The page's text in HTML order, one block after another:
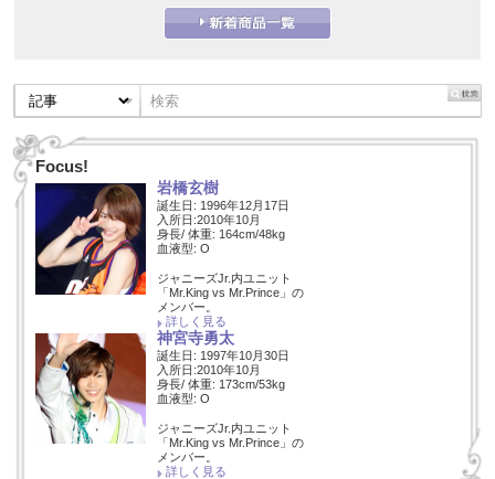
Focus!
岩橋玄樹
誕生日: 1996年12月17日
入所日:2010年10月
身長/ 体重: 164cm/48kg
血液型: O
ジャニーズJr.内ユニット
「Mr.King vs Mr.Prince」の
メンバー。
詳しく見る
神宮寺勇太
誕生日: 1997年10月30日
入所日:2010年10月
身長/ 体重: 173cm/53kg
血液型: O
ジャニーズJr.内ユニット
「Mr.King vs Mr.Prince」の
メンバー。
詳しく見る